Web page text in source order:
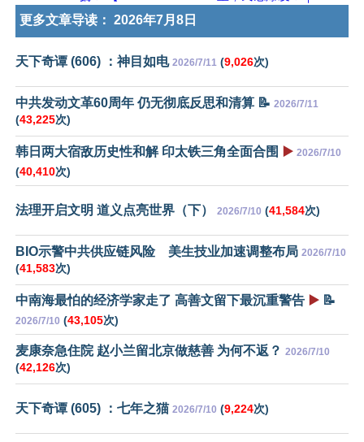
更多文章导读： 2026年7月8日
天下奇谭 (606) ：神目如电 2026/7/11 (9,026次)
中共发动文革60周年 仍无彻底反思和清算 📝 2026/7/11
(43,225次)
韩日两大宿敌历史性和解 印太铁三角全面合围 ▶️ 2026/7/10
(40,410次)
法理开启文明 道义点亮世界（下） 2026/7/10 (41,584次)
BIO示警中共供应链风险 美生技业加速调整布局 2026/7/10
(41,583次)
中南海最怕的经济学家走了 高善文留下最沉重警告 ▶️ 📝
2026/7/10 (43,105次)
麦康奈急住院 赵小兰留北京做慈善 为何不返？ 2026/7/10
(42,126次)
天下奇谭 (605) ：七年之猫 2026/7/10 (9,224次)